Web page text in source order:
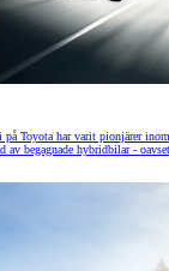
Toyota har varit pionjärer
av begagnade hybridbilar -